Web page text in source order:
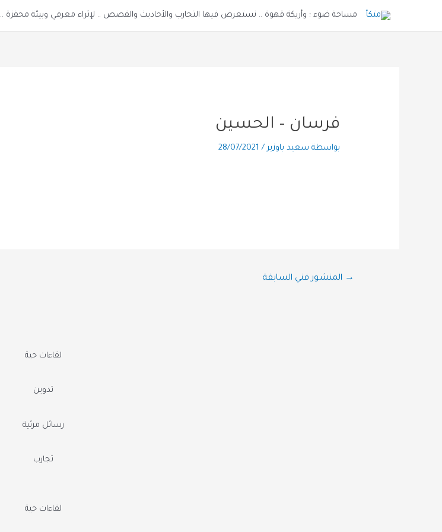
مساحة ضوء ؛ وأريكة قهوة .. نستعرض فيها التجارب والأحاديث والقصص .. لإثراء معرفي وبيئة محفزة ..
فرسان – الحسين
بواسطة سعيد باوزير/
28/07/2021
→ المنشور فني السابقة
لقاءات حية
تدوين
رسائل مرئية
تجارب
لقاءات حية